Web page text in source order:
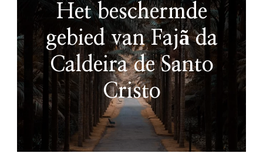
Het beschermde
gebied van Fajã da
Caldeira de Santo
Cristo